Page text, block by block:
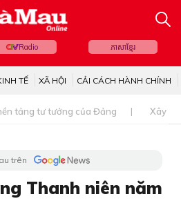
Radio ភាសាខ្មែរ
TẾ XÃ HỘI CẢI CÁCH HÀNH CHÍNH
tảng tư tưởng của Đảng Xây
trên
Thanh niên năm